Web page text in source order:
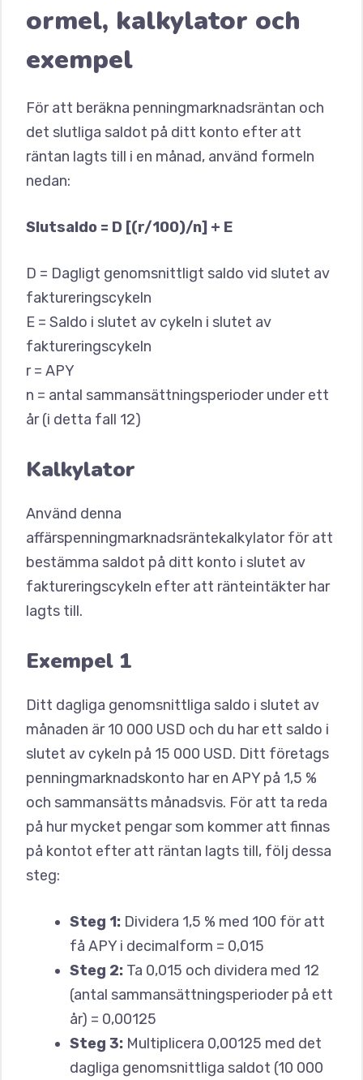
ormel, kalkylator och
exempel
För att beräkna penningmarknadsräntan och
det slutliga saldot på ditt konto efter att
räntan lagts till i en månad, använd formeln
nedan:
Slutsaldo = D [(r/100)/n] + E
D = Dagligt genomsnittligt saldo vid slutet av
faktureringscykeln
E = Saldo i slutet av cykeln i slutet av
faktureringscykeln
r = APY
n = antal sammansättningsperioder under ett
år (i detta fall 12)
Kalkylator
Använd denna
affärspenningmarknadsräntekalkylator för att
bestämma saldot på ditt konto i slutet av
faktureringscykeln efter att ränteintäkter har
lagts till.
Exempel 1
Ditt dagliga genomsnittliga saldo i slutet av
månaden är 10 000 USD och du har ett saldo i
slutet av cykeln på 15 000 USD. Ditt företags
penningmarknadskonto har en APY på 1,5 %
och sammansätts månadsvis. För att ta reda
på hur mycket pengar som kommer att finnas
på kontot efter att räntan lagts till, följ dessa
steg:
Steg 1: Dividera 1,5 % med 100 för att
få APY i decimalform = 0,015
Steg 2: Ta 0,015 och dividera med 12
(antal sammansättningsperioder på ett
år) = 0,00125
Steg 3: Multiplicera 0,00125 med det
dagliga genomsnittliga saldot (10 000